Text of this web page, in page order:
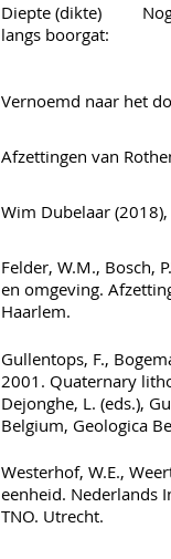
Diepte (dikte)
langs boorgat:
Vernoemd naar het
Afzettingen van
Wim Dubelaar
Felder, W.M., Bosch,
en omgeving.
Haarlem.
Gullentops, F.,
2001. Quaternary
Dejonghe, L. (eds.),
Belgium, Geologica
Westerhof, W.E.,
eenheid. Nederlands
TNO. Utrecht.